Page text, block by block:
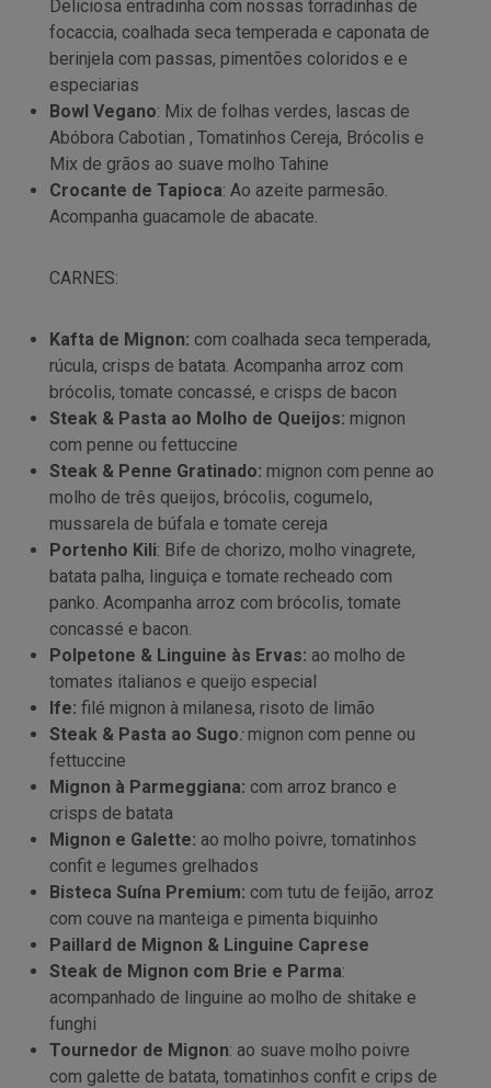
Deliciosa entradinha com nossas torradinhas de
focaccia, coalhada seca temperada e caponata de
berinjela com passas, pimentões coloridos e e
especiarias
Bowl Vegano: Mix de folhas verdes, lascas de
Abóbora Cabotian , Tomatinhos Cereja, Brócolis e
Mix de grãos ao suave molho Tahine
Crocante de Tapioca: Ao azeite parmesão.
Acompanha guacamole de abacate.
CARNES:
Kafta de Mignon: com coalhada seca temperada,
rúcula, crisps de batata. Acompanha arroz com
brócolis, tomate concassé, e crisps de bacon
Steak & Pasta ao Molho de Queijos: mignon
com penne ou fettuccine
Steak & Penne Gratinado: mignon com penne ao
molho de três queijos, brócolis, cogumelo,
mussarela de búfala e tomate cereja
Portenho Kili: Bife de chorizo, molho vinagrete,
batata palha, linguiça e tomate recheado com
panko. Acompanha arroz com brócolis, tomate
concassé e bacon.
Polpetone & Linguine às Ervas: ao molho de
tomates italianos e queijo especial
Ife: filé mignon à milanesa, risoto de limão
Steak & Pasta ao Sugo:mignon com penne ou
fettuccine
Mignon à Parmeggiana: com arroz branco e
crisps de batata
Mignon e Galette: ao molho poivre, tomatinhos
confit e legumes grelhados
Bisteca Suína Premium: com tutu de feijão, arroz
com couve na manteiga e pimenta biquinho
Paillard de Mignon & Linguine Caprese
Steak de Mignon com Brie e Parma:
acompanhado de linguine ao molho de shitake e
funghi
Tournedor de Mignon: ao suave molho poivre
com galette de batata, tomatinhos confit e crips de